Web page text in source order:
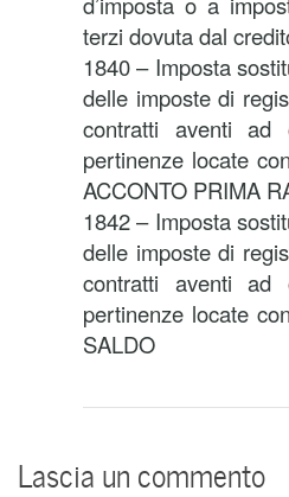
terzi dovuta dal
1840 – Imposta
delle imposte di
contratti aventi ad
pertinenze locate
ACCONTO PRIMA
1842 – Imposta
delle imposte di
contratti aventi ad
pertinenze locate
SALDO
Lascia un commento